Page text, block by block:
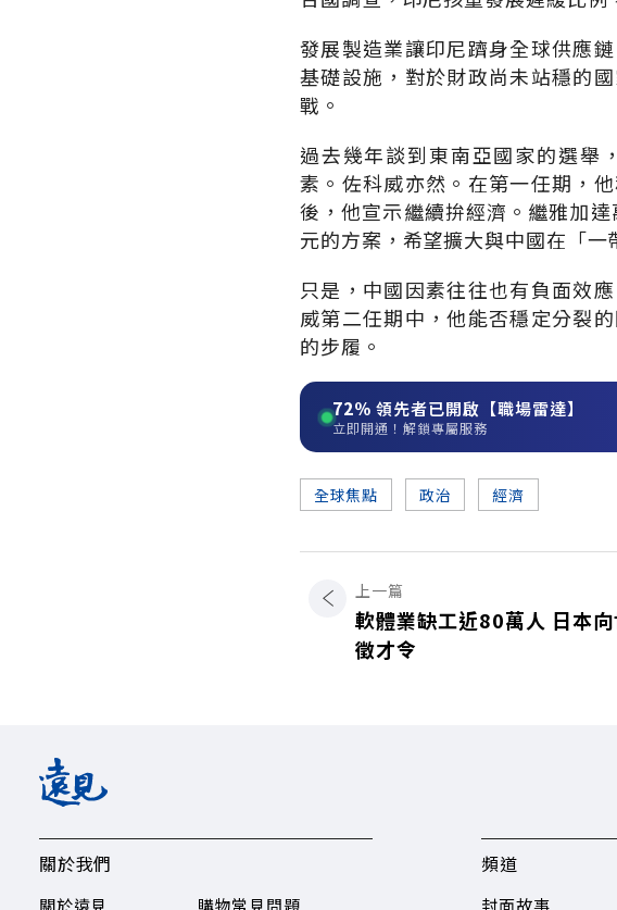
發展製造業讓印尼躋身全球供應
基礎設施，對於財政尚未站穩的
戰。
過去幾年談到東南亞國家的選舉
素。佐科威亦然。在第一任期，
後，他宣示繼續拚經濟。繼雅加
元的方案，希望擴大與中國在「一
只是，中國因素往往也有負面效
威第二任期中，他能否穩定分裂
的步履。
72% 領先者已開啟【職場雷達】
立即開通！解鎖專屬服務
全球焦點 政治 經濟
上一篇
軟體業缺工近80萬人 日本
徵才令
關於我們 頻道